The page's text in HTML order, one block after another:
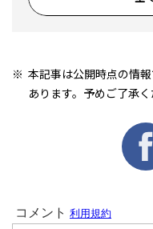
本記事は公開時点の情
あります。予めご了承く